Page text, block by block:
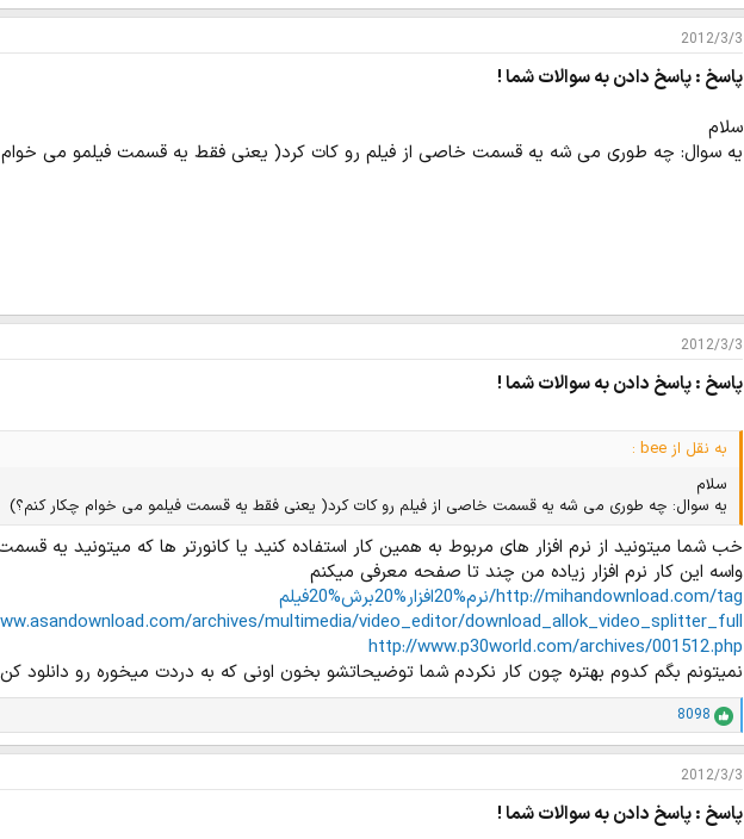
2012/3/3
پاسخ : پاسخ دادن به سوالات شما !
سلام
یه سوال: چه طوری می شه یه قسمت خاصی از فیلم رو کات کرد( یعنی فقط یه قسمت فیلمو می خوام
2012/3/3
پاسخ : پاسخ دادن به سوالات شما !
به نقل از bee :
سلام
یه سوال: چه طوری می شه یه قسمت خاصی از فیلم رو کات کرد( یعنی فقط یه قسمت فیلمو می خوام چکار کنم؟)
خب شما میتونید از نرم افزار های مربوط به همین کار استفاده کنید یا کانورتر ها که میتونید یه
واسه این کار نرم افزار زیاده من چند تا صفحه معرفی میکنم
http://mihandownload.com/tag/نرم%20افزار%20برش%20فیلم
archives/multimedia/video_editor/download_allok_video_splitter_full/
http://www.p30world.com/archives/001512.php
نمیتونم بگم کدوم بهتره چون کار نکردم شما توضیحاتشو بخون اونی که به دردت میخوره رو دانلود کن
ا
م
ت
ی
ز
8098
2012/3/3
پاسخ : پاسخ دادن به سوالات شما !